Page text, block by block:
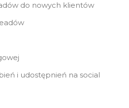
do nowych klientów
i udostępnień na social